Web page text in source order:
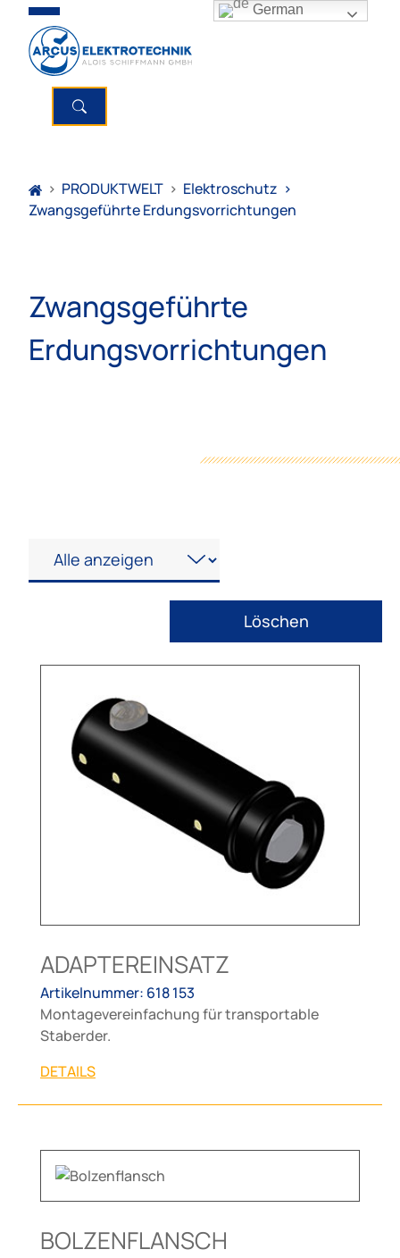
> PRODUKTWELT > Elektroschutz >
Zwangsgeführte Erdungsvorrichtungen
Zwangsgeführte
Erdungsvorrichtungen
Löschen
ADAPTEREINSATZ
Artikelnummer: 618 153
Montagevereinfachung für transportable
Staberder.
DETAILS
BOLZENFLANSCH
German